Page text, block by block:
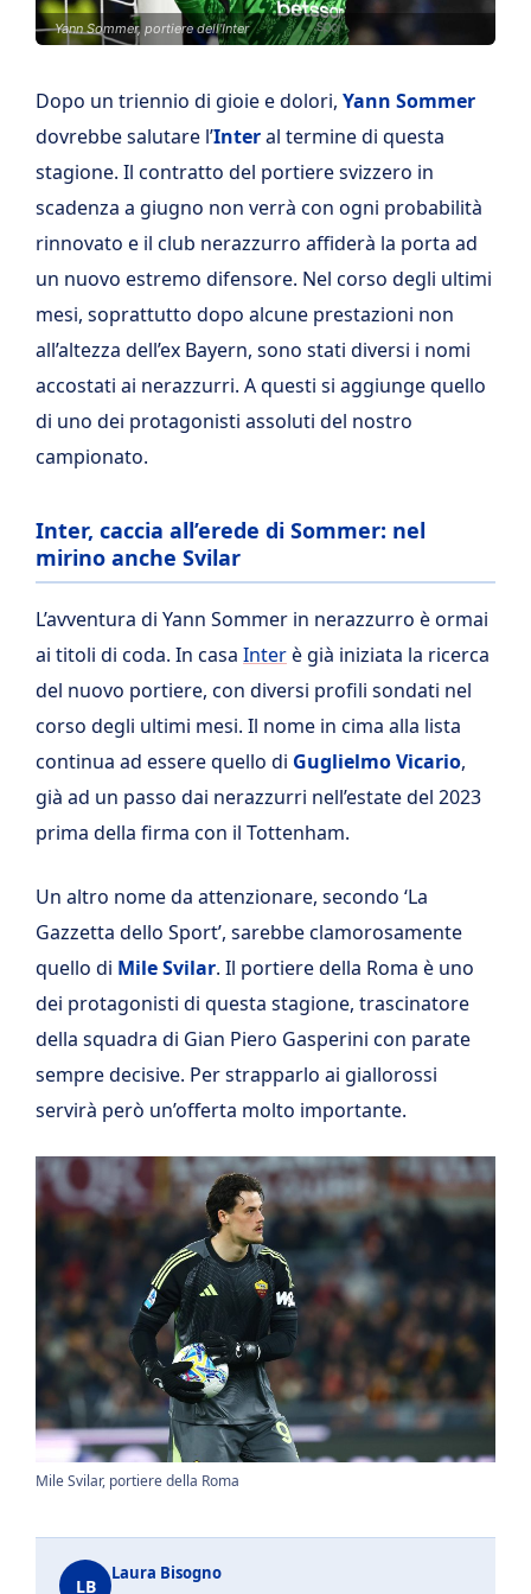
Yann Sommer, portiere dell'Inter
Dopo un triennio di gioie e dolori, Yann Sommer
dovrebbe salutare l’Interal termine di questa
stagione. Il contratto del portiere svizzero in
scadenza a giugno non verrà con ogni probabilità
rinnovato e il club nerazzurro affiderà la porta ad
un nuovo estremo difensore. Nel corso degli ultimi
mesi, soprattutto dopo alcune prestazioni non
all’altezza dell’ex Bayern, sono stati diversi i nomi
accostati ai nerazzurri. A questi si aggiunge quello
di uno dei protagonisti assoluti del nostro
campionato.
Inter, caccia all’erede di Sommer: nel
mirino anche Svilar
L’avventura di Yann Sommer in nerazzurro è ormai
ai titoli di coda. In casa Interè già iniziata la ricerca
del nuovo portiere, con diversi profili sondati nel
corso degli ultimi mesi. Il nome in cima alla lista
continua ad essere quello di Guglielmo Vicario,
già ad un passo dai nerazzurri nell’estate del 2023
prima della firma con il Tottenham.
Un altro nome da attenzionare, secondo ‘La
Gazzetta dello Sport’, sarebbe clamorosamente
quello di Mile Svilar. Il portiere della Roma è uno
dei protagonisti di questa stagione, trascinatore
della squadra di Gian Piero Gasperini con parate
sempre decisive. Per strapparlo ai giallorossi
servirà però un’offerta molto importante.
Mile Svilar, portiere della Roma
LB
Laura Bisogno